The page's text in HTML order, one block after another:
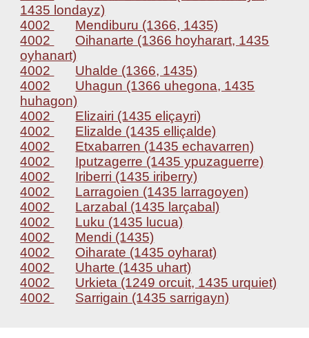
1435 londayz)
4002
Mendiburu (1366, 1435)
4002
Oihanarte (1366 hoyharart, 1435
oyhanart)
4002
Uhalde (1366, 1435)
4002
Uhagun (1366 uhegona, 1435
huhagon)
4002
Elizairi (1435 eliçayri)
4002
Elizalde (1435 elliçalde)
4002
Etxabarren (1435 echavarren)
4002
Iputzagerre (1435 ypuzaguerre)
4002
Iriberri (1435 iriberry)
4002
Larragoien (1435 larragoyen)
4002
Larzabal (1435 larçabal)
4002
Luku (1435 lucua)
4002
Mendi (1435)
4002
Oiharate (1435 oyharat)
4002
Uharte (1435 uhart)
4002
Urkieta (1249 orcuit, 1435 urquiet)
4002
Sarrigain (1435 sarrigayn)